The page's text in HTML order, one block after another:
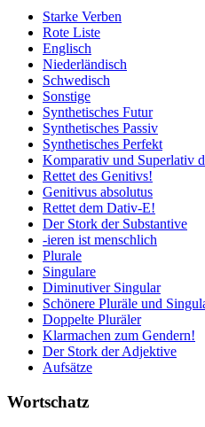
Starke Verben
Rote Liste
Englisch
Niederländisch
Schwedisch
Sonstige
Synthetisches Futur
Synthetisches Passiv
Synthetisches Perfekt
Komparativ und Superlativ
Rettet des Genitivs!
Genitivus absolutus
Rettet dem Dativ-E!
Der Stork der Substantive
-ieren ist menschlich
Plurale
Singulare
Diminutiver Singular
Schönere Pluräle und
Doppelte Pluräler
Klarmachen zum Gendern!
Der Stork der Adjektive
Aufsätze
Wortschatz